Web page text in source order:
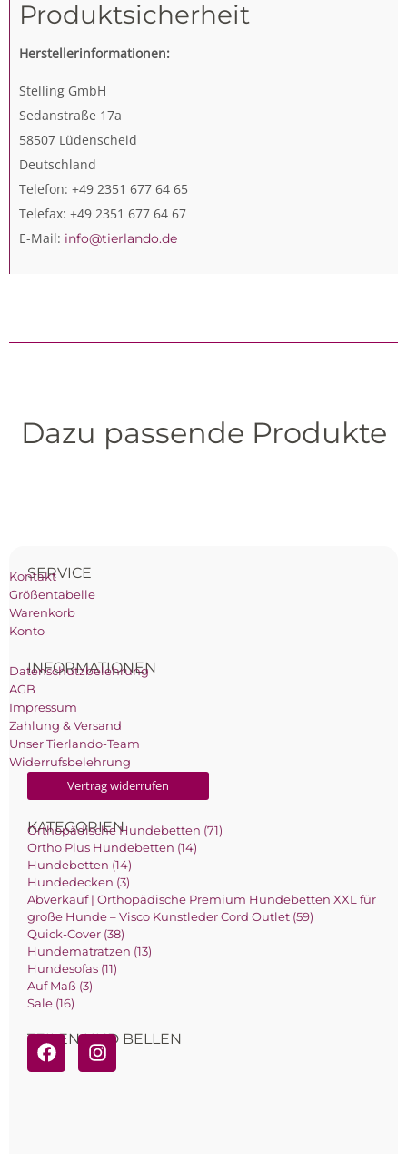
Produktsicherheit
Herstellerinformationen:
Stelling GmbH
Sedanstraße 17a
58507 Lüdenscheid
Deutschland
Telefon: +49 2351 677 64 65
Telefax: +49 2351 677 64 67
E-Mail: info@tierlando.de
Dazu passende Produkte
SERVICE
Kontakt
Größentabelle
Warenkorb
Konto
INFORMATIONEN
Datenschutzbelehrung
AGB
Impressum
Zahlung & Versand
Unser Tierlando-Team
Widerrufsbelehrung
Vertrag widerrufen
KATEGORIEN
Orthopädische Hundebetten (71)
Ortho Plus Hundebetten (14)
Hundebetten (14)
Hundedecken (3)
Abverkauf | Orthopädische Premium Hundebetten XXL für
große Hunde – Visco Kunstleder Cord Outlet (59)
Quick-Cover (38)
Hundematratzen (13)
Hundesofas (11)
Auf Maß (3)
Sale (16)
TEILEN UND BELLEN